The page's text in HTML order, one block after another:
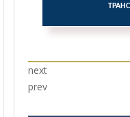
next
prev